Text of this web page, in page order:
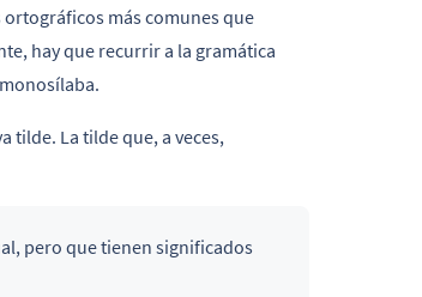
más comunes que
hay que recurrir a la gramática
tilde. La tilde que, a veces,
pero que tienen significados